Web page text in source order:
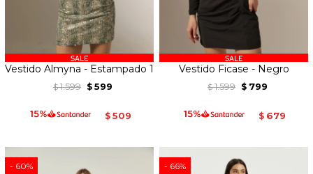
Vestido Almyna - Estampado 1
$ 1.599 $ 599
$ 509
Vestido Ficase - Negro
$ 1.599 $ 799
$ 679
60 66